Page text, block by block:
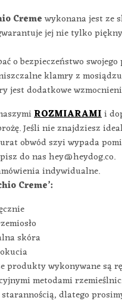
Cremewykonana jest ze
jej nie tylko
o bezpieczeństwo
klamry z
jest dodatkowe
ROZMIARAMIi
Jeśli nie znajdziesz
obwód szyi wypada
do nas hey@heydog.co.
indywidualne.
Creme’:
skóra
produkty wykonywane są
metodami
dlatego